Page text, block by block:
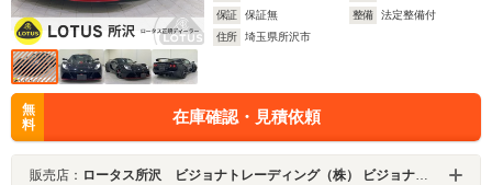
保証
保証無 整備
法定整備付
住所
埼玉県所沢市
無
料
在庫確認・見積依頼
販売店： ロータス所沢 ビジョナトレーディング（株） ビジョナグループ